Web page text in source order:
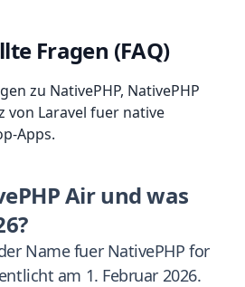
Fragen (FAQ)
zu NativePHP, NativePHP
von Laravel fuer native
Apps.
Air und was
Name fuer NativePHP for
am 1. Februar 2026.